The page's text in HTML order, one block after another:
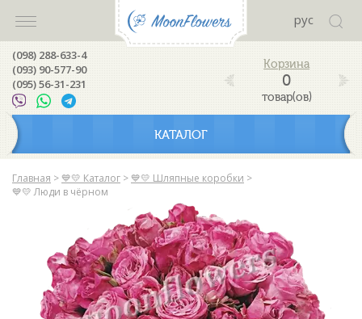
рус
(098) 288-633-4
(093) 90-577-90
(095) 56-31-231
0
товар(ов)
КАТАЛОГ
Главная > 💙💛 Каталог > 💙💛 Шляпные коробки >
💙💛 Люди в чёрном